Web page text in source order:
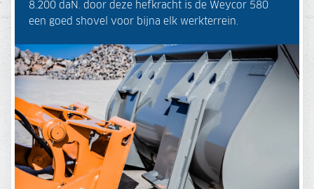
8.200 daN. door deze hefkracht is de Weycor 580
een goed shovel voor bijna elk werkterrein.